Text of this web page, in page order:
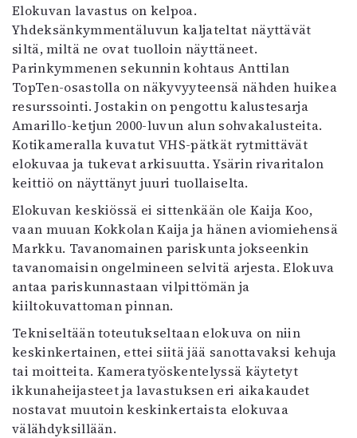
Elokuvan lavastus on kelpoa.
Yhdeksänkymmentäluvun kaljateltat näyttävät
siltä, miltä ne ovat tuolloin näyttäneet.
Parinkymmenen sekunnin kohtaus Anttilan
TopTen-osastolla on näkyvyyteensä nähden huikea
resurssointi. Jostakin on pengottu kalustesarja
Amarillo-ketjun 2000-luvun alun sohvakalusteita.
Kotikameralla kuvatut VHS-pätkät rytmittävät
elokuvaa ja tukevat arkisuutta. Ysärin rivaritalon
keittiö on näyttänyt juuri tuollaiselta.
Elokuvan keskiössä ei sittenkään ole Kaija Koo,
vaan muuan Kokkolan Kaija ja hänen aviomiehensä
Markku. Tavanomainen pariskunta jokseenkin
tavanomaisin ongelmineen selvitä arjesta. Elokuva
antaa pariskunnastaan vilpittömän ja
kiiltokuvattoman pinnan.
Tekniseltään toteutukseltaan elokuva on niin
keskinkertainen, ettei siitä jää sanottavaksi kehuja
tai moitteita. Kameratyöskentelyssä käytetyt
ikkunaheijasteet ja lavastuksen eri aikakaudet
nostavat muutoin keskinkertaista elokuvaa
välähdyksillään.